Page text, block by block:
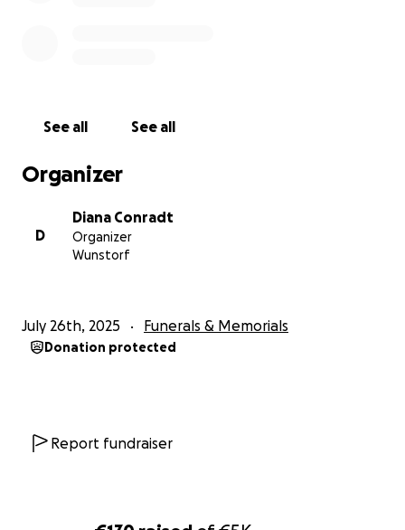
See all See all
Organizer
D
Diana Conradt
Organizer
Wunstorf
July 26th, 2025 Funerals & Memorials
Donation protected
Report fundraiser